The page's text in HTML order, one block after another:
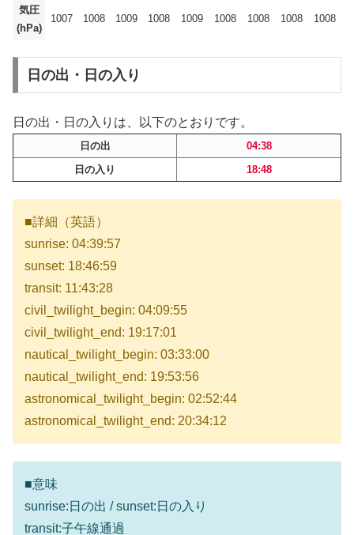
気圧
(hPa)
1007 1008 1009 1008 1009 1008 1008 1008 1008
日の出・日の入り
日の出・日の入りは、以下のとおりです。
日の出
04:38
日の入り
18:48
■詳細（英語）
sunrise: 04:39:57
sunset: 18:46:59
transit: 11:43:28
civil_twilight_begin: 04:09:55
civil_twilight_end: 19:17:01
nautical_twilight_begin: 03:33:00
nautical_twilight_end: 19:53:56
astronomical_twilight_begin: 02:52:44
astronomical_twilight_end: 20:34:12
■意味
sunrise:日の出 / sunset:日の入り
transit:子午線通過